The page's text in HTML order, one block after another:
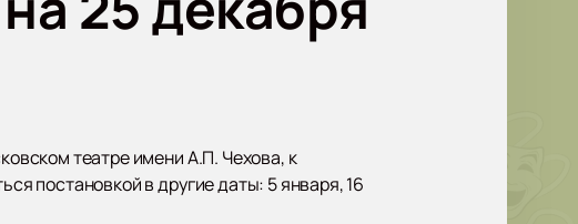
театре имени А.П. Чехова, к
постановкой в другие даты: 5 января, 16